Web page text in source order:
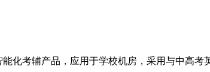
化考辅产品，应用于学校机房，采用与中高